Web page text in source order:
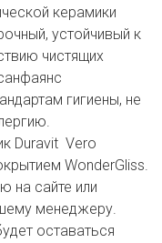
керамики
устойчивый к
чистящих
гигиены, не
Duravit Vero
WonderGliss.
на сайте или
менеджеру.
оставаться